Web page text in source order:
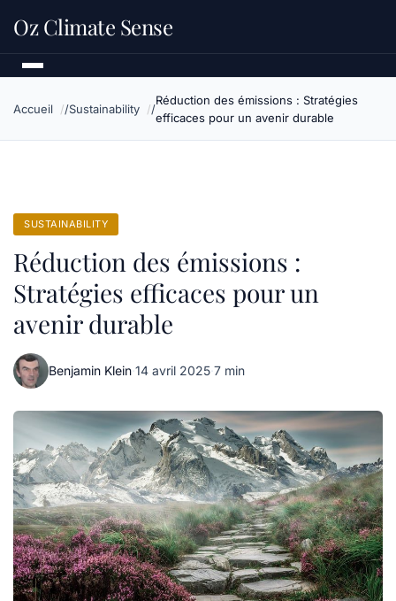
Oz Climate Sense
Accueil Sustainability
Réduction des émissions : Stratégies
efficaces pour un avenir durable
SUSTAINABILITY
Réduction des émissions :
Stratégies efficaces pour un
avenir durable
Benjamin Klein·14 avril 2025·7 min